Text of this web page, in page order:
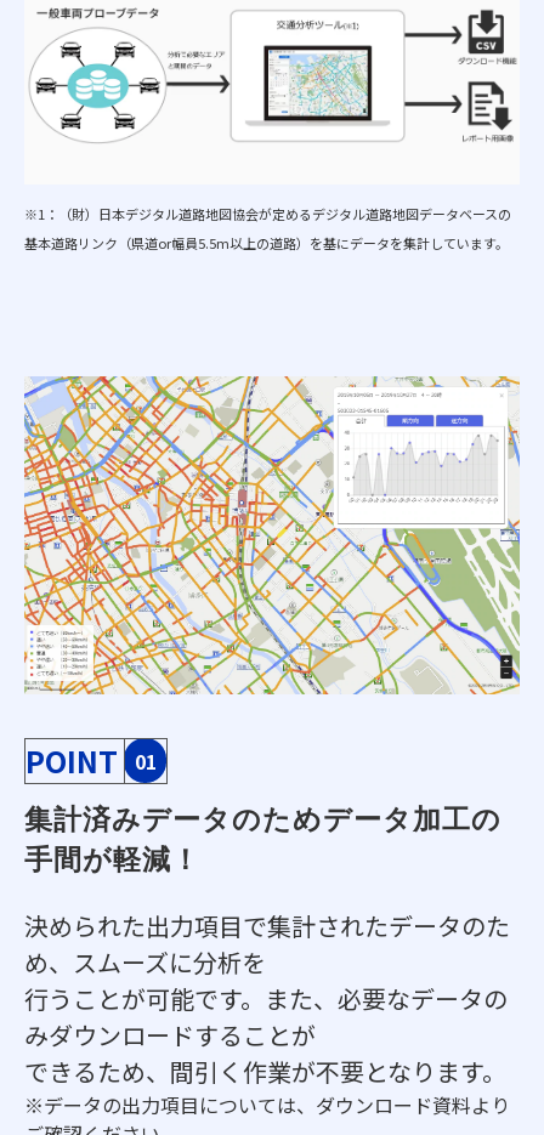
※1：（財）日本デジタル道路地図協会が定めるデジタル道路地図データベースの
基本道路リンク（県道or幅員5.5m以上の道路）を基にデータを集計しています。
POINT 01
集計済みデータのためデータ加工の
手間が軽減！
決められた出力項目で集計されたデータのた
め、スムーズに分析を
行うことが可能です。また、必要なデータの
みダウンロードすることが
できるため、間引く作業が不要となります。
※データの出力項目については、ダウンロード資料より